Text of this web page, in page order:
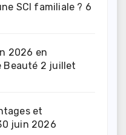
SCI familiale ? 6
2026 en
Beauté 2 juillet
et
juin 2026